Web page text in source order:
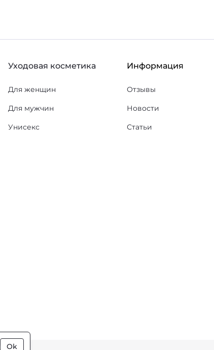
Уходовая косметика
Для женщин
Для мужчин
Унисекс
Информация
Отзывы
Новости
Статьи
Ok